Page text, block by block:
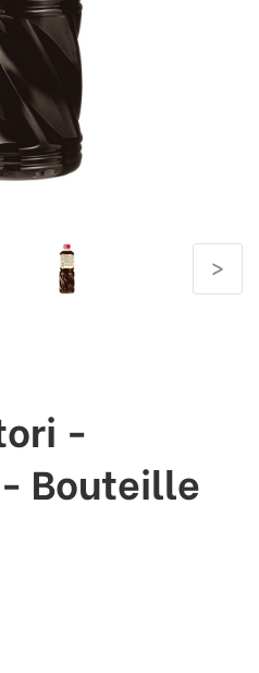
>
-
- Bouteille